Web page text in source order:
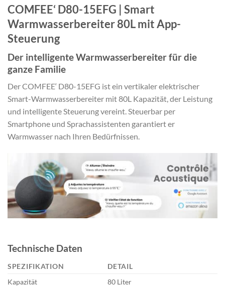
COMFEE‘ D80-15EFG | Smart
Warmwasserbereiter 80L mit App-
Steuerung
Der intelligente Warmwasserbereiter für die
ganze Familie
Der COMFEE‘ D80-15EFG ist ein vertikaler elektrischer
Smart-Warmwasserbereiter mit 80L Kapazität, der Leistung
und intelligente Steuerung vereint. Steuerbar per
Smartphone und Sprachassistenten garantiert er
Warmwasser nach Ihren Bedürfnissen.
Technische Daten
SPEZIFIKATION
DETAIL
Kapazität
80 Liter